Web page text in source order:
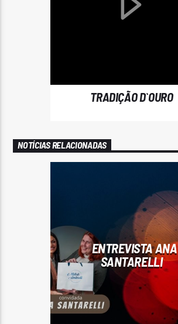
TRADIÇÃO D`OURO
NOTÍCIAS RELACIONADAS
ENTREVISTA ANA
SANTARELLI